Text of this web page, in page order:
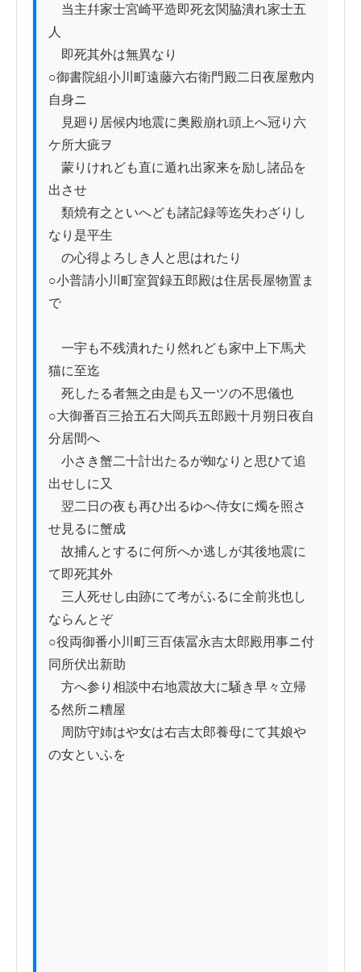
当主幷家士宮崎平造即死玄関脇潰れ家士五
人
即死其外は無異なり
○御書院組小川町遠藤六右衛門殿二日夜屋敷内
自身ニ
見廻り居候内地震に奥殿崩れ頭上へ冠り六
ケ所大疵ヲ
蒙りけれども直に遁れ出家来を励し諸品を
出させ
類焼有之といへども諸記録等迄失わざりし
なり是平生
の心得よろしき人と思はれたり
○小普請小川町室賀録五郎殿は住居長屋物置ま
で
一宇も不残潰れたり然れども家中上下馬犬
猫に至迄
死したる者無之由是も又一ツの不思儀也
○大御番百三拾五石大岡兵五郎殿十月朔日夜自
分居間へ
小さき蟹二十計出たるが蜘なりと思ひて追
出せしに又
翌二日の夜も再ひ出るゆへ侍女に燭を照さ
せ見るに蟹成
故捕んとするに何所へか逃しが其後地震に
て即死其外
三人死せし由跡にて考がふるに全前兆也し
ならんとぞ
○役両御番小川町三百俵冨永吉太郎殿用事ニ付
同所伏出新助
方へ参り相談中右地震故大に騒き早々立帰
る然所ニ糟屋
周防守姉はや女は右吉太郎養母にて其娘や
の女といふを